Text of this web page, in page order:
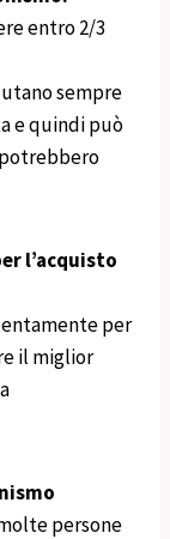
entro 2/3
sempre
e quindi può
l’acquisto
per
il miglior
persone